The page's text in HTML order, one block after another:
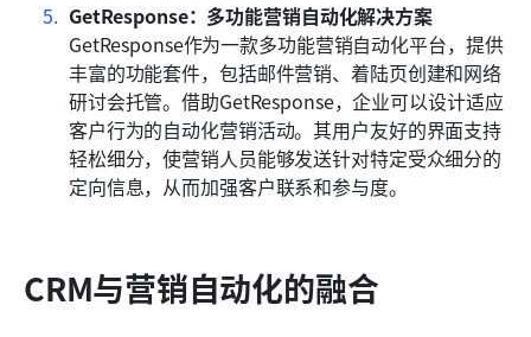
GetResponse：多功能营销自动化解决方案
GetResponse作为一款多功能营销自动化平台，提供
丰富的功能套件，包括邮件营销、着陆页创建和网络
研讨会托管。借助GetResponse，企业可以设计适应
客户行为的自动化营销活动。其用户友好的界面支持
轻松细分，使营销人员能够发送针对特定受众细分的
定向信息，从而加强客户联系和参与度。
CRM与营销自动化的融合